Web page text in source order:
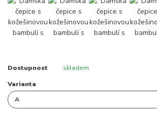
Dostupnost skladem
Varianta